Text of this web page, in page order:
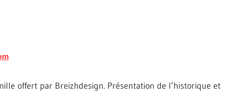
offert par Breizhdesign. Présentation de l’historique et